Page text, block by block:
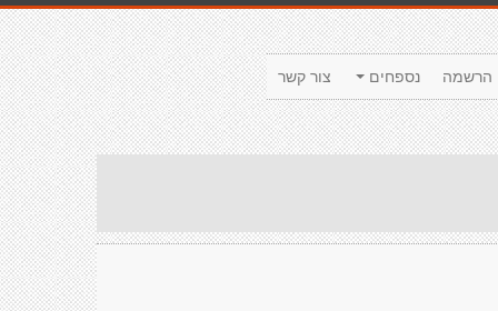
צור קשר נספחים הרשמה